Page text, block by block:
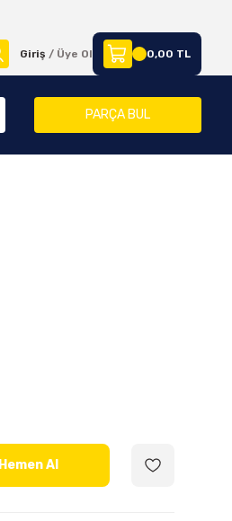
Giriş / Üye Ol 0,00 TL
PARÇA BUL
Hemen Al